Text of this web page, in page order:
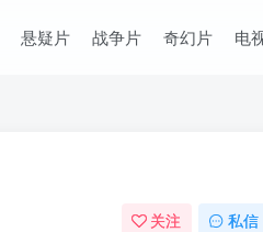
悬疑片 战争片 奇幻片 电
关注 私信